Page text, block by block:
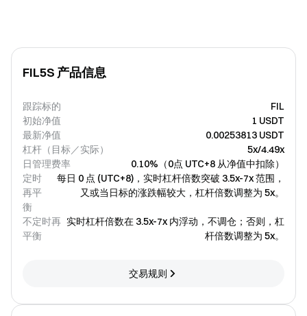
FIL5S 产品信息
跟踪标的
FIL
初始净值
1 USDT
最新净值
0.00253813 USDT
杠杆（目标／实际）
5x/4.49x
日管理费率
0.10%（0点 UTC+8 从净值中扣除）
定时
再平
衡
每日 0 点 (UTC+8)，实时杠杆倍数突破 3.5x-7x 范围，
又或当日标的涨跌幅较大，杠杆倍数调整为 5x。
不定时再
平衡
实时杠杆倍数在 3.5x-7x 内浮动，不调仓；否则，杠
杆倍数调整为 5x。
交易规则